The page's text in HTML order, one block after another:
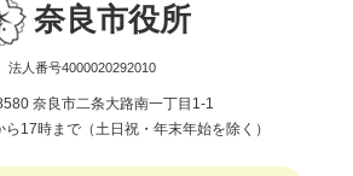
奈良市役所
法人番号4000020292010
奈良市二条大路南一丁目1-1
17時まで（土日祝・年末年始を除く）